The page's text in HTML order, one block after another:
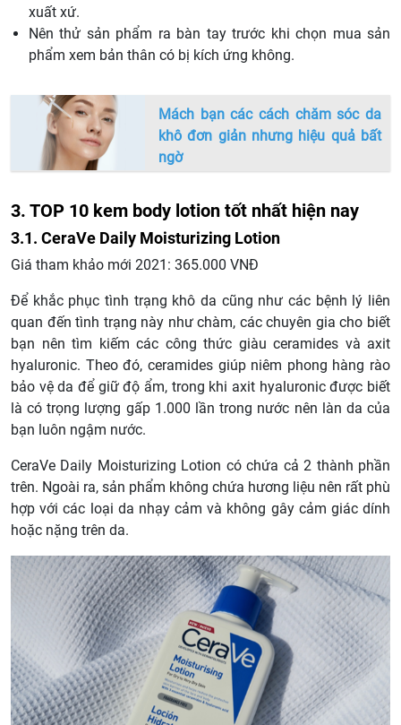
xuất xứ.
Nên thử sản phẩm ra bàn tay trước khi chọn mua sản
phẩm xem bản thân có bị kích ứng không.
Mách bạn các cách chăm sóc da
khô đơn giản nhưng hiệu quả bất
ngờ
3. TOP 10 kem body lotion tốt nhất hiện nay
3.1. CeraVe Daily Moisturizing Lotion
Giá tham khảo mới 2021: 365.000 VNĐ
Để khắc phục tình trạng khô da cũng như các bệnh lý liên
quan đến tình trạng này như chàm, các chuyên gia cho biết
bạn nên tìm kiếm các công thức giàu ceramides và axit
hyaluronic. Theo đó, ceramides giúp niêm phong hàng rào
bảo vệ da để giữ độ ẩm, trong khi axit hyaluronic được biết
là có trọng lượng gấp 1.000 lần trong nước nên làn da của
bạn luôn ngậm nước.
CeraVe Daily Moisturizing Lotion có chứa cả 2 thành phần
trên. Ngoài ra, sản phẩm không chứa hương liệu nên rất phù
hợp với các loại da nhạy cảm và không gây cảm giác dính
hoặc nặng trên da.